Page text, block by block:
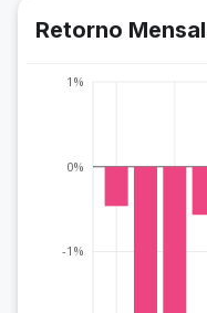
Retorno Mensal
-1%
0%
1%